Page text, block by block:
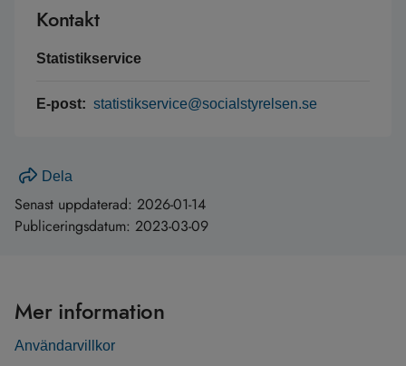
Kontakt
Statistikservice
E-post: statistikservice@socialstyrelsen.se
Dela
Senast uppdaterad: 2026-01-14
Publiceringsdatum: 2023-03-09
Mer information
Användarvillkor